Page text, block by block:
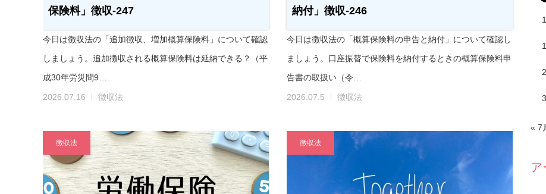
保険料」徴収-247
今日は徴収法の「追加徴収、増加概算保険料」について確認
しましょう。追加徴収される概算保険料は延納できる？（平
成30年労災問9…
2026.07.16 徴収法
納付」徴収-246
今日は徴収法の「概算保険料の申告と納付」について確認し
ましょう。口座振替で保険料を納付するときの概算保険料申
告書の取扱い（令…
2026.07.5 徴収法
徴収法 徴収法
« 7
ア